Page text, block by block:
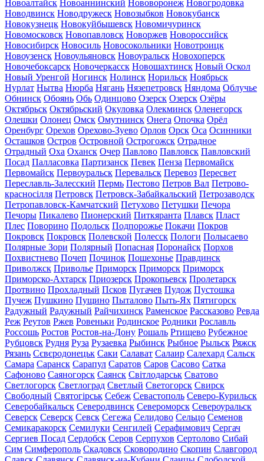
Новоалтайск Новоаннинский Нововоронеж Новогродовка
Новодвинск Новодружеск Новозыбков Новокубанск
Новокузнецк Новокуйбышевск Новомичуринск
Новомосковск Новопавловск Новоржев Новороссийск
Новосибирск Новосиль Новосокольники Новотроицк
Новоузенск Новоульяновск Новоуральск Новохоперск
Новочебоксарск Новочеркасск Новошахтинск Новый Оскол
Новый Уренгой Ногинск Нолинск Норильск Ноябрьск
Нурлат Нытва Нюрба Нягань Нязепетровск Няндома Облучье
Обнинск Обоянь Обь Одинцово Озерск Озерск Озёры
Октябрьск Октябрьский Окуловка Олекминск Оленегорск
Олешки Олонец Омск Омутнинск Онега Опочка Орёл
Оренбург Орехов Орехово-Зуево Орлов Орск Оса Осинники
Осташков Остров Островной Острогожск Отрадное
Отрадный Оха Оханск Очер Павлово Павловск Павловский
Посад Палласовка Партизанск Певек Пенза Первомайск
Первомайск Первоуральск Перевальск Перевоз Пересвет
Переславль-Залесский Пермь Пестово Петров Вал Петрово-
красносілля Петровск Петровск-Забайкальский Петрозаводск
Петропавловск-Камчатский Петухово Петушки Печора
Печоры Пикалево Пионерский Питкяранта Плавск Пласт
Плес Поворино Подольск Подпорожье Покачи Покров
Покровск Покровск Полевской Полесск Пологи Полысаево
Полярные Зори Полярный Попасная Поронайск Порхов
Похвистнево Почеп Починок Пошехонье Правдинск
Приволжск Приволье Приморск Приморск Приморск
Приморско-Ахтарск Приозерск Прокопьевск Пролетарск
Протвино Прохладный Псков Пугачев Пудож Пустошка
Пучеж Пушкино Пущино Пыталово Пыть-Ях Пятигорск
Радужный Радужный Райчихинск Раменское Рассказово Ревда
Реж Реутов Ржев Ровеньки Родинское Родники Рославль
Россошь Ростов Ростов-на-Дону Рошаль Ртищево Рубежное
Рубцовск Рудня Руза Рузаевка Рыбинск Рыбное Рыльск Ряжск
Рязань Сєвєродонецьк Саки Салават Салаир Салехард Сальск
Самара Саранск Сарапул Саратов Саров Сасово Сатка
Сафоново Саяногорск Саянск Світлодарськ Сватово
Светлогорск Светлоград Светлый Светогорск Свирск
Свободный Святогірськ Себеж Севастополь Северо-Курильск
Северобайкальск Северодвинск Североморск Североуральск
Северск Северск Севск Сегежа Селидово Сельцо Семенов
Семикаракорск Семилуки Сенгилей Серафимович Сергач
Сергиев Посад Сердобск Серов Серпухов Сертолово Сибай
Сим Симферополь Скадовск Сковородино Скопин Славгород